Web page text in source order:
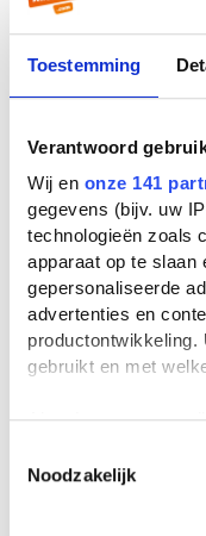
Toestemming
Verantwoord
Wij en onze 141
gegevens (bijv. uw
technologieën zoals
apparaat op te slaan
gepersonaliseerde
advertenties en
productontwikkeling.
gebruikt en met
Als u het toestaat,
locatie, die tot
scannen op
Noodzakelijk